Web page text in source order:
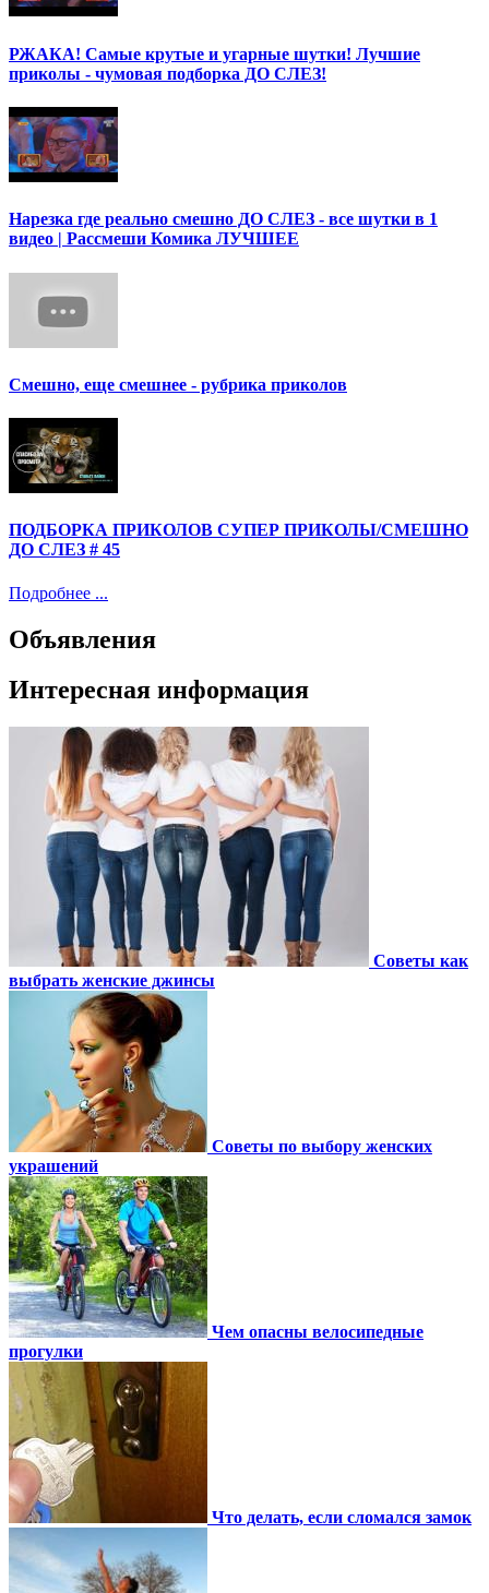
РЖАКА! Самые крутые и угарные шутки! Лучшие
приколы - чумовая подборка ДО СЛЕЗ!
Нарезка где реально смешно ДО СЛЕЗ - все шутки в 1
видео | Рассмеши Комика ЛУЧШЕЕ
Смешно, еще смешнее - рубрика приколов
ПОДБОРКА ПРИКОЛОВ СУПЕР ПРИКОЛЫ/СМЕШНО
ДО СЛЕЗ # 45
Подробнее ...
Объявления
Интересная информация
Советы как
выбрать женские джинсы
Советы по выбору женских
украшений
Чем опасны велосипедные
прогулки
Что делать, если сломался замок